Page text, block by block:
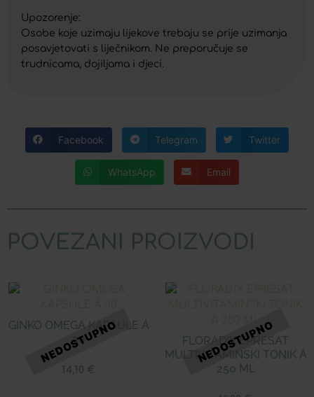
Upozorenje:
Osobe koje uzimaju lijekove trebaju se prije uzimanja
posavjetovati s liječnikom. Ne preporučuje se
trudnicama, dojiljama i djeci.
Facebook Telegram Twitter
WhatsApp Email
POVEZANI PROIZVODI
GINKO OMEGA KAPSULE Á
30
14,10 €
FLORADIX EPRESAT
MULTIVITAMINSKI TONIK Á
250 ML